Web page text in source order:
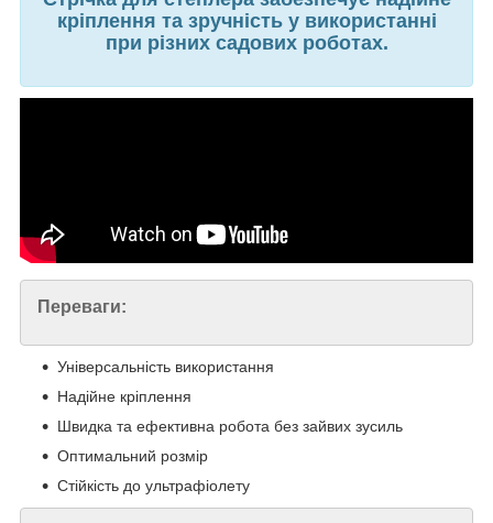
кріплення та зручність у використанні
при різних садових роботах.
Переваги:
Універсальність використання
Надійне кріплення
Швидка та ефективна робота без зайвих зусиль
Оптимальний розмір
Стійкість до ультрафіолету